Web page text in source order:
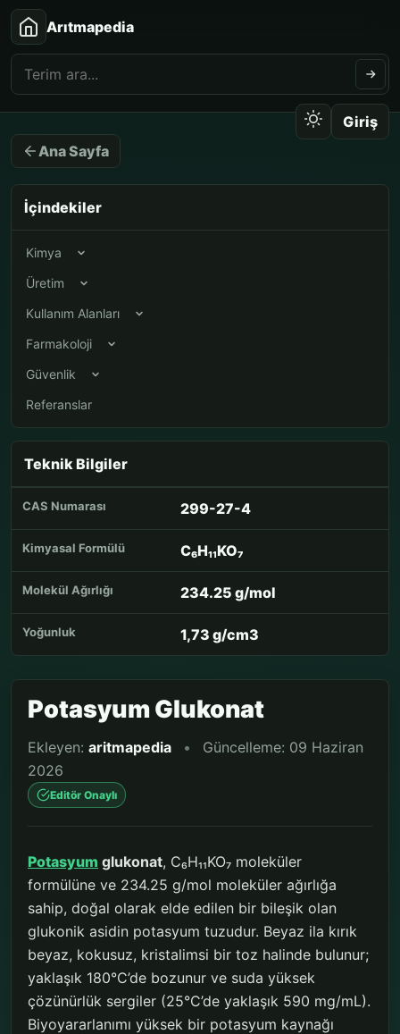
Arıtmapedia
Giriş
Ana Sayfa
İçindekiler
Kimya
Üretim
Kullanım Alanları
Farmakoloji
Güvenlik
Referanslar
Teknik Bilgiler
CAS Numarası 299-27-4
Kimyasal Formülü C₆H₁₁KO₇
Molekül Ağırlığı 234.25 g/mol
Yoğunluk 1,73 g/cm3
Potasyum Glukonat
Ekleyen: aritmapedia •
Güncelleme: 09 Haziran
2026
Editör Onaylı
Potasyum glukonat, C₆H₁₁KO₇ moleküler
formülüne ve 234.25 g/mol moleküler ağırlığa
sahip, doğal olarak elde edilen bir bileşik olan
glukonik asidin potasyum tuzudur. Beyaz ila kırık
beyaz, kokusuz, kristalimsi bir toz halinde bulunur;
yaklaşık 180°C’de bozunur ve suda yüksek
çözünürlük sergiler (25°C’de yaklaşık 590 mg/mL).
Biyoyararlanımı yüksek bir potasyum kaynağı